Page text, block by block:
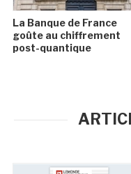
La Banque de France
goûte au chiffrement
post-quantique